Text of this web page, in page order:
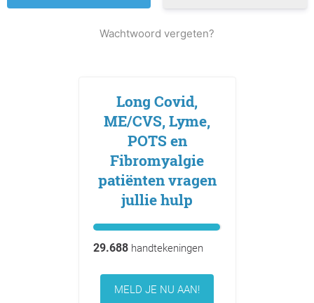
Wachtwoord vergeten?
Long Covid,
ME/CVS, Lyme,
POTS en
Fibromyalgie
patiënten vragen
jullie hulp
29.688handtekeningen
MELD JE NU AAN!